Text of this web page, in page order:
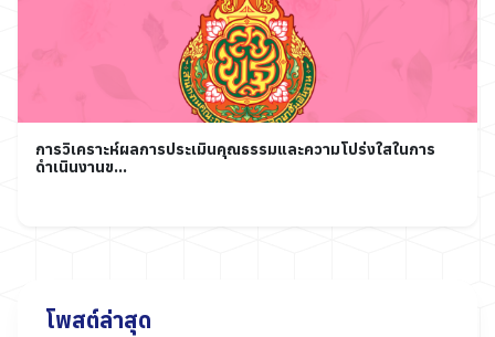
การวิเคราะห์ผลการประเมินคุณธรรมและความโปร่งใสในการ
ดำเนินงานข...
โพสต์ล่าสุด